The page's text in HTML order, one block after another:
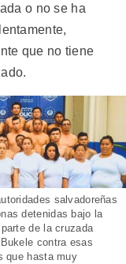
o no se ha
que no tiene
salvadoreñas
detenidas bajo la
de la cruzada
contra esas
que hasta muy